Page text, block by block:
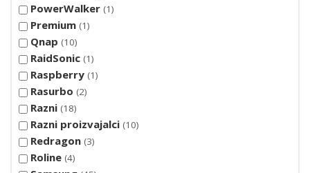
PowerWalker 1
Premium 1
Qnap 10
RaidSonic 1
Raspberry 1
Rasurbo 2
Razni 18
Razni proizvajalci 10
Redragon 3
Roline 4